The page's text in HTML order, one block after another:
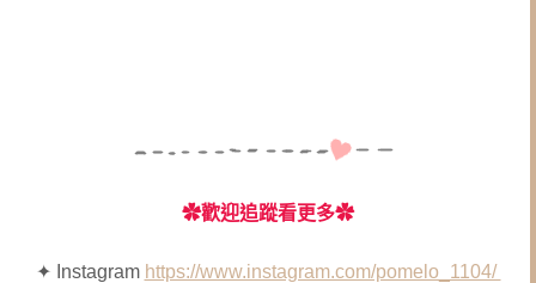
✿歡迎追蹤看更多✿
✦ Instagram https://www.instagram.com/pomelo_1104/